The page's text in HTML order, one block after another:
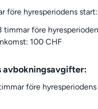
före hyresperiodens
timmar före
100 CHF
avbokningsavgifter:
före